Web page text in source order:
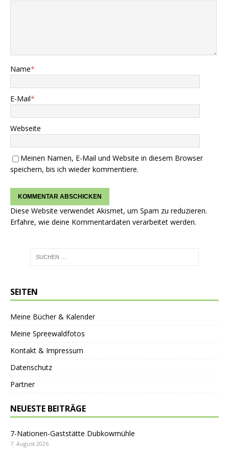
Name*
E-Mail*
Webseite
Meinen Namen, E-Mail und Website in diesem Browser
speichern, bis ich wieder kommentiere.
Diese Website verwendet Akismet, um Spam zu reduzieren.
Erfahre, wie deine Kommentardaten verarbeitet werden.
SEITEN
Meine Bücher & Kalender
Meine Spreewaldfotos
Kontakt & Impressum
Datenschutz
Partner
NEUESTE BEITRÄGE
7-Nationen-Gaststätte Dubkowmühle
7. August 2026